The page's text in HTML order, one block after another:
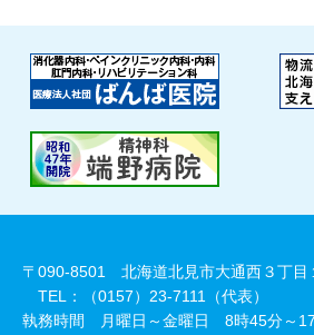
〒090-8501 北海道北見市大通西３丁目
TEL：（0157）23-7111（代表）
執務時間 月曜日～金曜日 8時45分～